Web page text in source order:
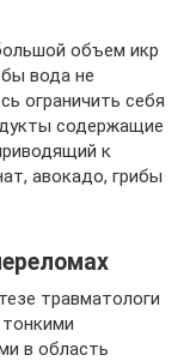
объем икр
вода не
ограничить себя
содержащие
к
авокадо, грибы
травматологи
в область